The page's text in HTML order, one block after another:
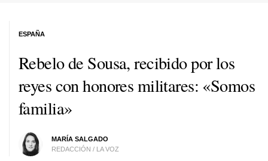
Rebelo de Sousa, recibido por los
reyes con honores militares: «Somos
familia»
MARÍA SALGADO
REDACCIÓN / LA VOZ
ESPAÑA